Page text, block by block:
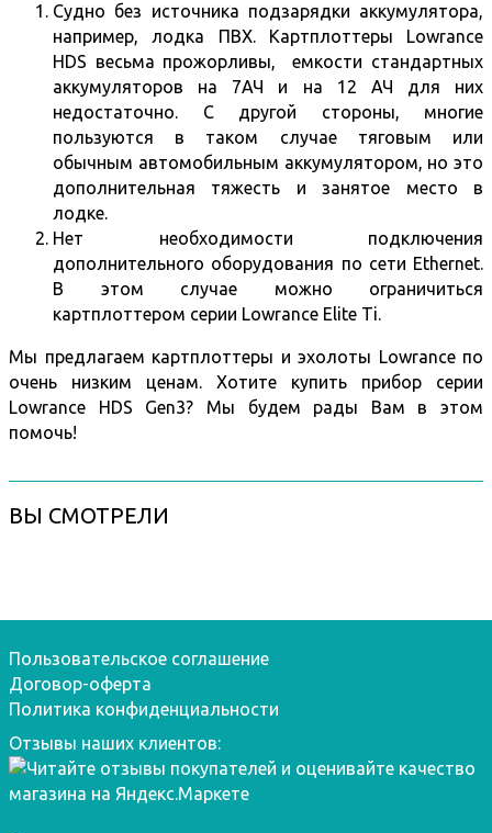
Судно без источника подзарядки аккумулятора,
например, лодка ПВХ. Картплоттеры Lowrance
HDS весьма прожорливы, емкости стандартных
аккумуляторов на 7АЧ и на 12 АЧ для них
недостаточно. С другой стороны, многие
пользуются в таком случае тяговым или
обычным автомобильным аккумулятором, но это
дополнительная тяжесть и занятое место в
лодке.
Нет необходимости подключения
дополнительного оборудования по сети Ethernet.
В этом случае можно ограничиться
картплоттером серии Lowrance Elite Ti.
Мы предлагаем картплоттеры и эхолоты Lowrance по
очень низким ценам.
Хотите купить прибор серии
Lowrance HDS Gen3? Мы будем рады Вам в этом
помочь!
ВЫ СМОТРЕЛИ
Пользовательское соглашение
Договор-оферта
Политика конфиденциальности
Отзывы наших клиентов: